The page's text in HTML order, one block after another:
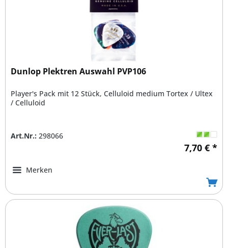
Dunlop Plektren Auswahl PVP106
Player's Pack mit 12 Stück, Celluloid medium Tortex / Ultex
/ Celluloid
Art.Nr.: 298066
7,70 € *
Merken